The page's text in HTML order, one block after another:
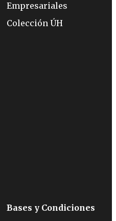
Empresariales
Colección ÚH
Bases y Condiciones